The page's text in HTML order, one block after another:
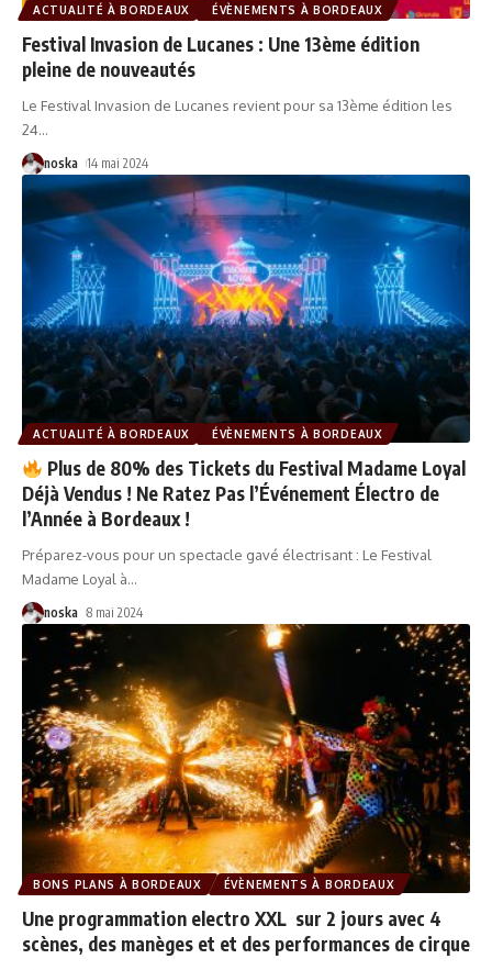
ACTUALITÉ À BORDEAUX ÉVÈNEMENTS À BORDEAUX
Festival Invasion de Lucanes : Une 13ème édition
pleine de nouveautés
Le Festival Invasion de Lucanes revient pour sa 13ème édition les
24…
noska 14 mai 2024
ACTUALITÉ À BORDEAUX ÉVÈNEMENTS À BORDEAUX
Plus de 80% des Tickets du Festival Madame Loyal
Déjà Vendus ! Ne Ratez Pas l’Événement Électro de
l’Année à Bordeaux !
Préparez-vous pour un spectacle gavé électrisant : Le Festival
Madame Loyal à…
noska 8 mai 2024
BONS PLANS À BORDEAUX ÉVÈNEMENTS À BORDEAUX
Une programmation electro XXL sur 2 jours avec 4
scènes, des manèges et et des performances de cirque